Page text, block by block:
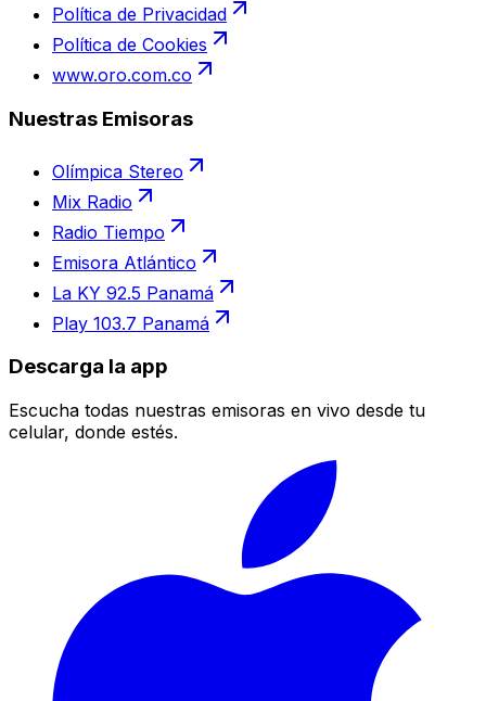
Política de Privacidad
Política de Cookies
www.oro.com.co
Nuestras Emisoras
Olímpica Stereo
Mix Radio
Radio Tiempo
Emisora Atlántico
La KY 92.5 Panamá
Play 103.7 Panamá
Descarga la app
Escucha todas nuestras emisoras en vivo desde tu
celular, donde estés.